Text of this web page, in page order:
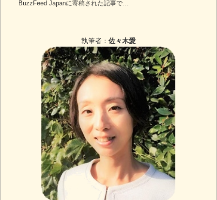
BuzzFeed Japanに寄稿された記事で…
執筆者： 佐々木愛